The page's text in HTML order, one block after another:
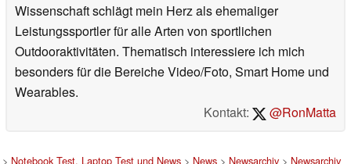
Wissenschaft schlägt mein Herz als ehemaliger
Leistungssportler für alle Arten von sportlichen
Outdooraktivitäten. Thematisch interessiere ich mich
besonders für die Bereiche Video/Foto, Smart Home und
Wearables.
Kontakt:
@RonMatta
> Notebook Test, Laptop Test und News > News > Newsarchiv > Newsarchiv